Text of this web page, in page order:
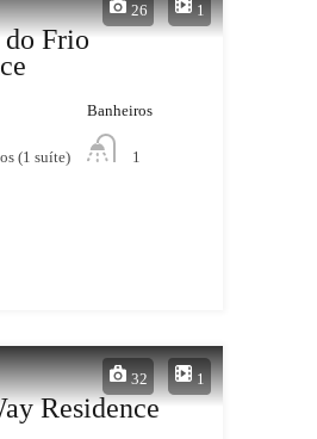
26 1
Frio
(1 suíte)
Banheiros
1
32 1
Residence